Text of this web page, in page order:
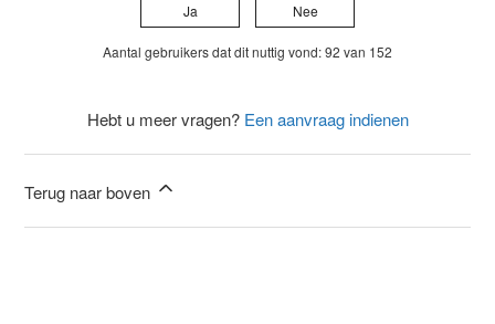
Ja Nee
Aantal gebruikers dat dit nuttig vond: 92 van 152
Hebt u meer vragen? Een aanvraag indienen
Terug naar boven